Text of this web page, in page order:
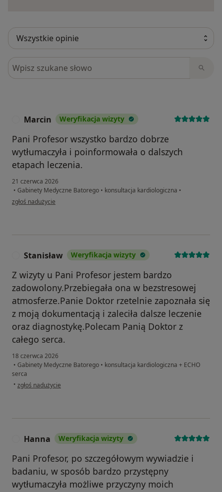
Szukaj w opiniach
Marcin Weryfikacja wizyty
Pani Profesor wszystko bardzo dobrze
wytłumaczyła i poinformowała o dalszych
etapach leczenia.
21 czerwca 2026
• Gabinety Medyczne Batorego • konsultacja kardiologiczna •
w opinii użytkownika Marcin
zgłoś nadużycie
Stanisław Weryfikacja wizyty
Z wizyty u Pani Profesor jestem bardzo
zadowolony.Przebiegała ona w bezstresowej
atmosferze.Panie Doktor rzetelnie zapoznała się
z moją dokumentacją i zaleciła dalsze leczenie
oraz diagnostykę.Polecam Panią Doktor z
całego serca.
18 czerwca 2026
• Gabinety Medyczne Batorego • konsultacja kardiologiczna + ECHO
serca
• w opinii użytkownika Stanisław
zgłoś nadużycie
Hanna Weryfikacja wizyty
Pani Profesor, po szczegółowym wywiadzie i
badaniu, w sposób bardzo przystępny
wytłumaczyła możliwe przyczyny moich